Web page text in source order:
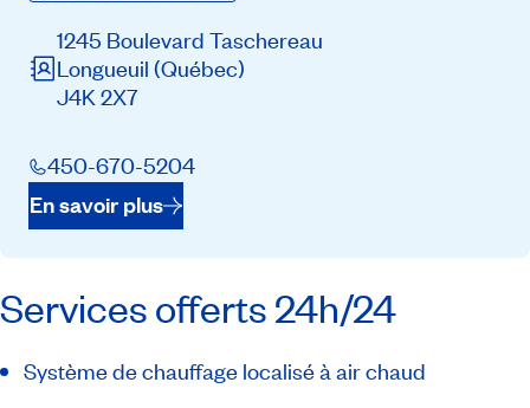
1245 Boulevard Taschereau
Longueuil (Québec)
J4K 2X7
450-670-5204
En savoir plus
Services offerts 24h/24
Système de chauffage localisé à air chaud